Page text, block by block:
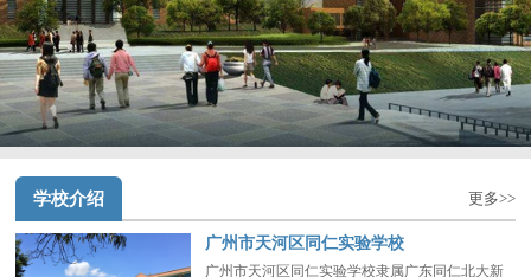
学校介绍 更多>>
广州市天河区同仁实验学校
广州市天河区同仁实验学校隶属广东同仁北大新